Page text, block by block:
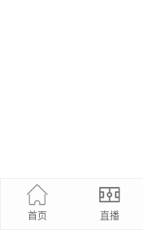
首页 直播